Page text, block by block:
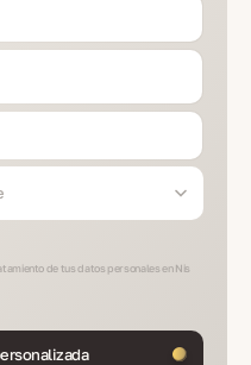
de tus datos personales en Nis